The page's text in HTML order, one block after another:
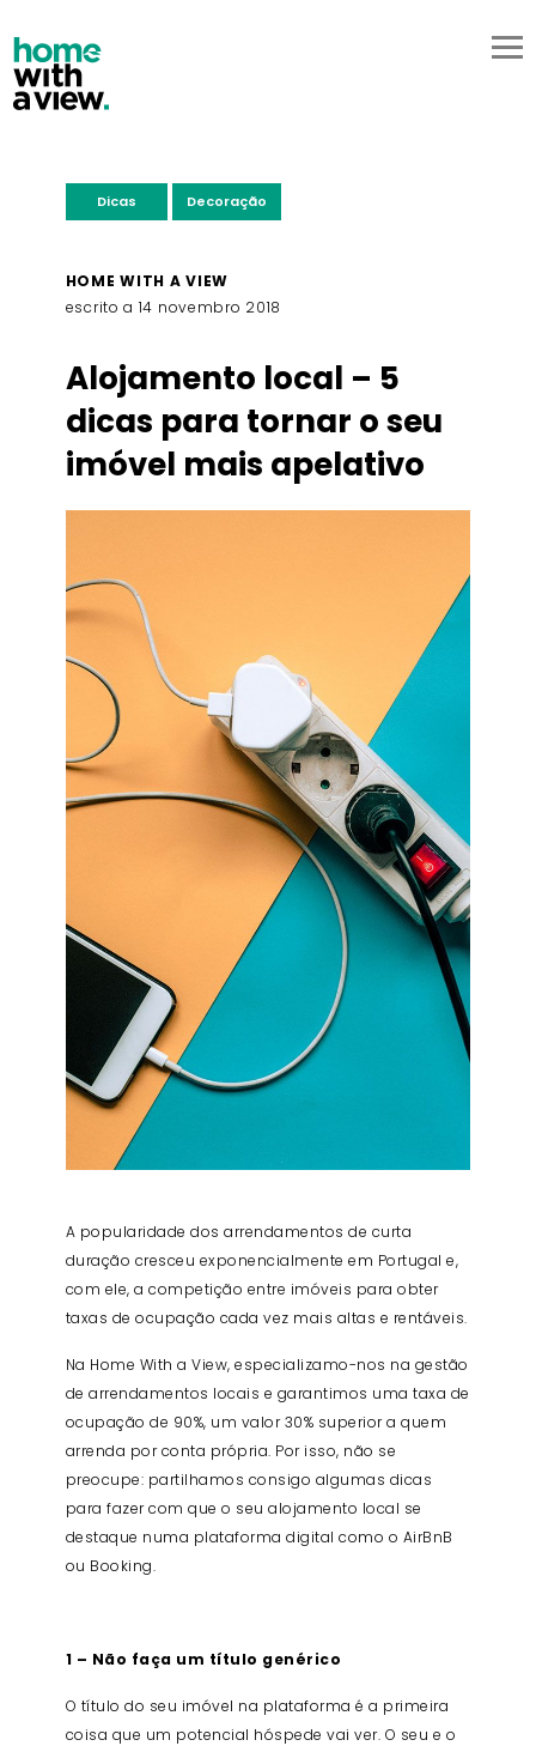
EN
Dicas Decoração
HOME WITH A VIEW
escrito a 14 novembro 2018
Alojamento local – 5
dicas para tornar o seu
imóvel mais apelativo
A popularidade dos arrendamentos de curta
duração cresceu exponencialmente em Portugal e,
com ele, a competição entre imóveis para obter
taxas de ocupação cada vez mais altas e rentáveis.
Na Home With a View, especializamo-nos na gestão
de arrendamentos locais e garantimos uma taxa de
ocupação de 90%, um valor 30% superior a quem
arrenda por conta própria. Por isso, não se
preocupe: partilhamos consigo algumas dicas
para fazer com que o seu alojamento local se
destaque numa plataforma digital como o AirBnB
ou Booking.
1 – Não faça um título genérico
O título do seu imóvel na plataforma é a primeira
coisa que um potencial hóspede vai ver. O seu e o